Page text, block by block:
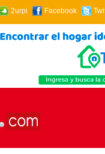
2urpi Facebook